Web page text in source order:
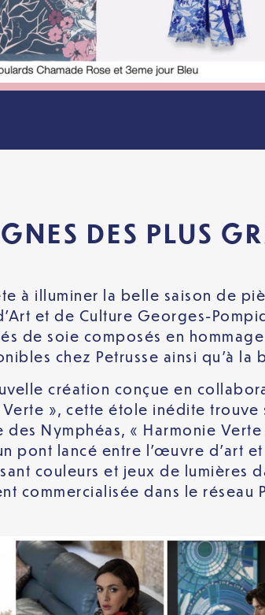
DES PLUS
à illuminer la belle saison de
et de Culture Georges-
de soie composés en
chez Petrusse ainsi qu’à la
création conçue en
», cette étole inédite
Nymphéas, « Harmonie
pont lancé entre l’œuvre d’art
couleurs et jeux de lumières
commercialisée dans le réseau